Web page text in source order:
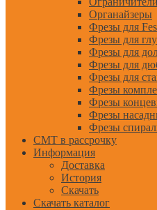
Органайзеры
Фрезы для
Фрезы для
Фрезы для
Фрезы для
Фрезы для
Фрезы
Фрезы
Фрезы
Фрезы
CMT в рассрочку
Информация
Доставка
История
Скачать
Скачать каталог